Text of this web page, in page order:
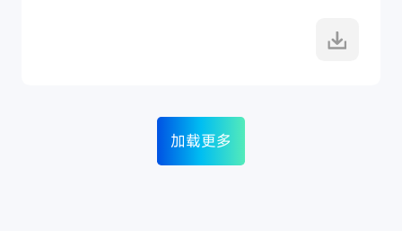
加载更多